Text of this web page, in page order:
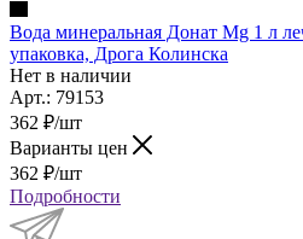
Вода минеральная Донат Mg 1 л
упаковка, Дрога Колинска
Нет в наличии
Арт.: 79153
362 ₽/шт
Варианты цен
362 ₽/шт
Подробности